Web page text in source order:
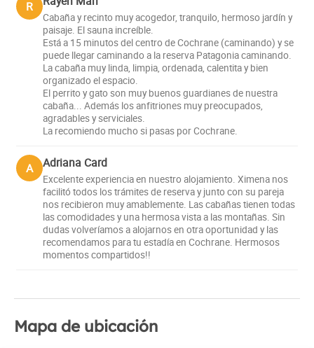
R
Cabaña y recinto muy acogedor, tranquilo, hermoso jardín y
paisaje. El sauna increíble.
Está a 15 minutos del centro de Cochrane (caminando) y se
puede llegar caminando a la reserva Patagonia caminando.
La cabaña muy linda, limpia, ordenada, calentita y bien
organizado el espacio.
El perrito y gato son muy buenos guardianes de nuestra
cabaña... Además los anfitriones muy preocupados,
agradables y serviciales.
La recomiendo mucho si pasas por Cochrane.
A Adriana Card
Excelente experiencia en nuestro alojamiento. Ximena nos
facilitó todos los trámites de reserva y junto con su pareja
nos recibieron muy amablemente. Las cabañas tienen todas
las comodidades y una hermosa vista a las montañas. Sin
dudas volveríamos a alojarnos en otra oportunidad y las
recomendamos para tu estadía en Cochrane. Hermosos
momentos compartidos!!
Mapa de ubicación